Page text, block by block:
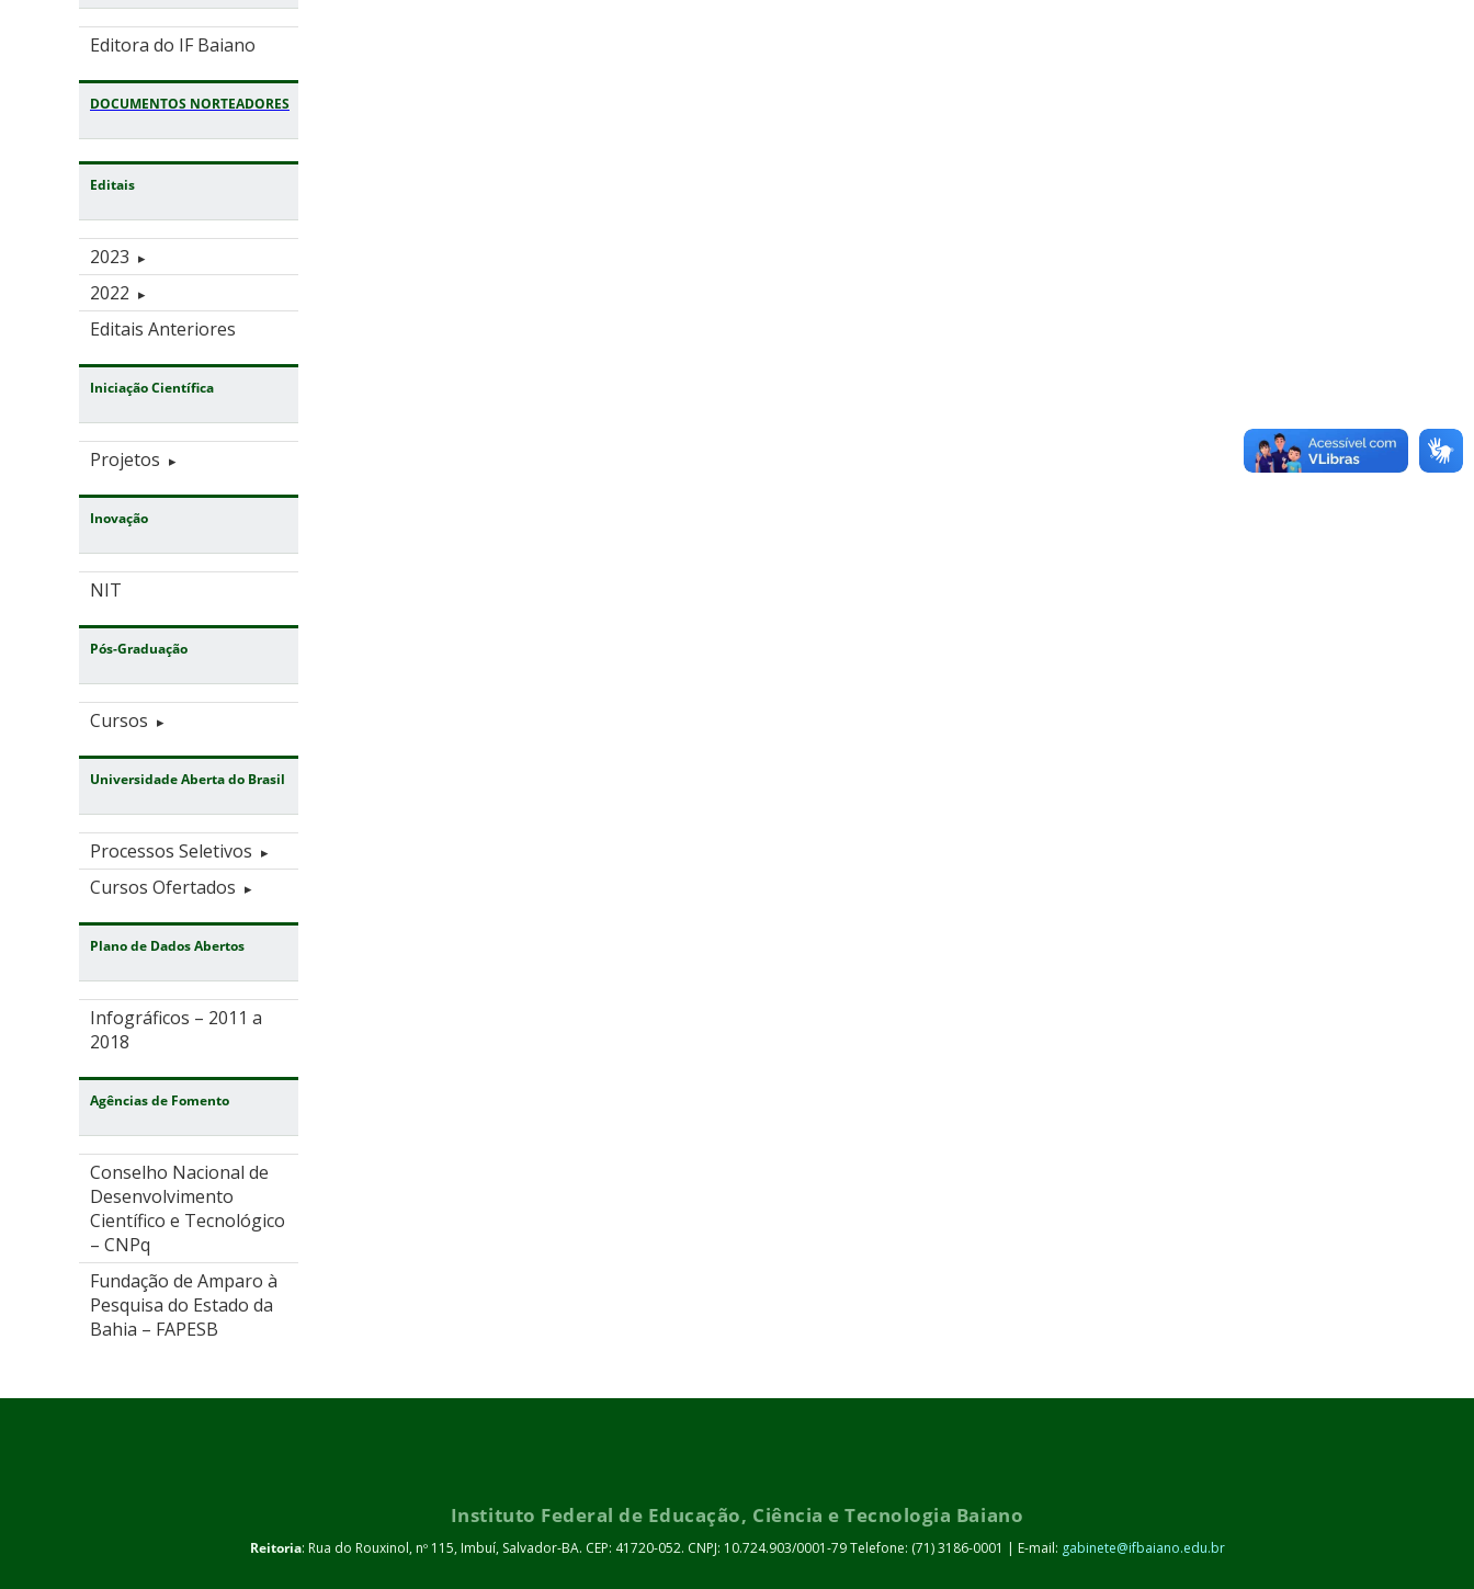
Editora do IF Baiano
DOCUMENTOS NORTEADORES
Editais
2023
2022
Editais Anteriores
Iniciação Científica
Projetos
Inovação
NIT
Pós-Graduação
Cursos
Universidade Aberta do Brasil
Processos Seletivos
Cursos Ofertados
Plano de Dados Abertos
Infográficos – 2011 a
2018
Agências de Fomento
Conselho Nacional de
Desenvolvimento
Científico e Tecnológico
– CNPq
Fundação de Amparo à
Pesquisa do Estado da
Bahia – FAPESB
Instituto Federal de Educação, Ciência e Tecnologia Baiano
Reitoria: Rua do Rouxinol, nº 115, Imbuí, Salvador-BA. CEP: 41720-052. CNPJ: 10.724.903/0001-79 Telefone: (71) 3186-0001 | E-mail: gabinete@ifbaiano.edu.br